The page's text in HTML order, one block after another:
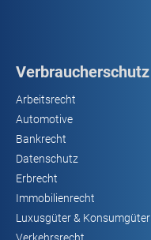
Verbraucherschutz
Arbeitsrecht
Automotive
Bankrecht
Datenschutz
Erbrecht
Immobilienrecht
Luxusgüter & Konsumgüter